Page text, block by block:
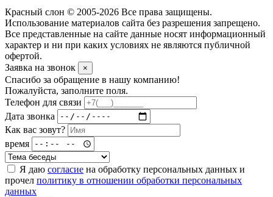
Красный слон © 2005-2026 Все права защищены.
Использование материалов сайта без разрешения запрещено.
Все представленные на сайте данные носят информационный
характер и ни при каких условиях не являются публичной
офертой.
Заявка на звонок
×
Спасибо за обращение в нашу компанию!
Пожалуйста, заполните поля.
Телефон для связи
Дата звонка
Как вас зовут?
время
Я даю согласие на обработку персональных данных и
прочел политику в отношении обработки персональных
данных